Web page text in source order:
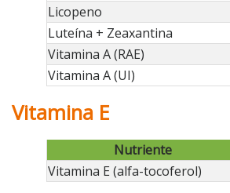
Licopeno
Luteína + Zeaxantina
Vitamina A (RAE)
Vitamina A (UI)
Vitamina E
Nutriente
Vitamina E (alfa-tocoferol)